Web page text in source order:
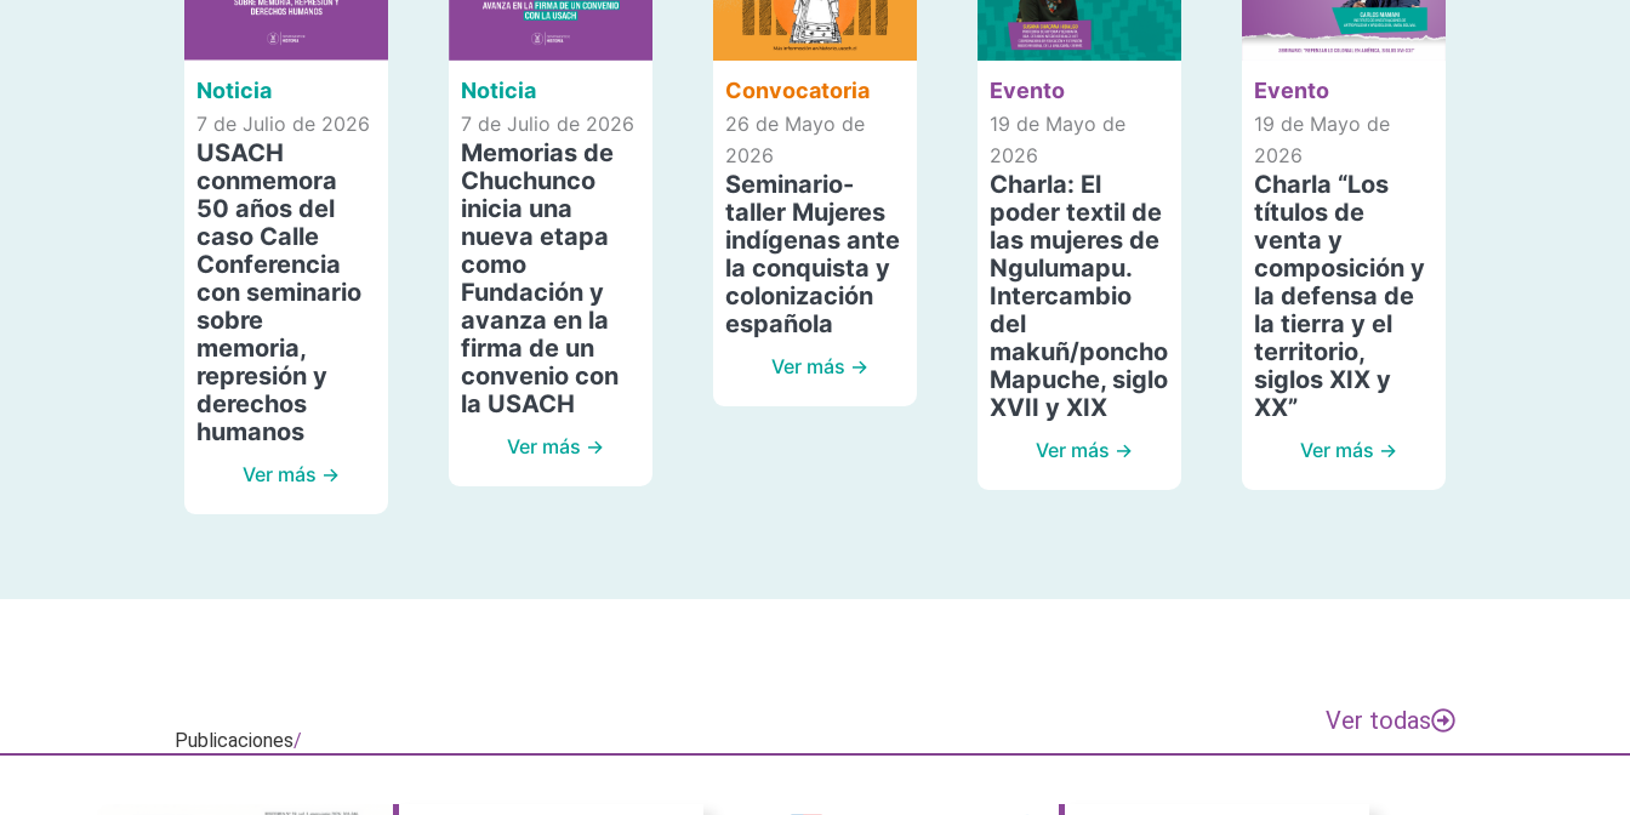
Noticia
7 de Julio de 2026
USACH
conmemora
50 años del
caso Calle
Conferencia
con seminario
sobre
memoria,
represión y
derechos
humanos
Ver más →
Noticia
7 de Julio de 2026
Memorias de
Chuchunco
inicia una
nueva etapa
como
Fundación y
avanza en la
firma de un
convenio con
la USACH
Ver más →
Convocatoria
26 de Mayo de
2026
Seminario-
taller Mujeres
indígenas ante
la conquista y
colonización
española
Ver más →
Evento
19 de Mayo de
2026
Charla: El
poder textil de
las mujeres de
Ngulumapu.
Intercambio
del
makuñ/poncho
Mapuche, siglo
XVII y XIX
Ver más →
Evento
19 de Mayo de
2026
Charla “Los
títulos de
venta y
composición y
la defensa de
la tierra y el
territorio,
siglos XIX y
XX”
Ver más →
Publicaciones/
Ver todas